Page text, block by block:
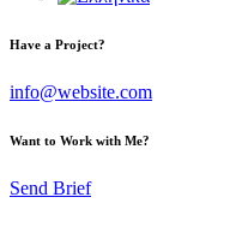
Have a Project?
info@website.com
Want to Work with Me?
Send Brief